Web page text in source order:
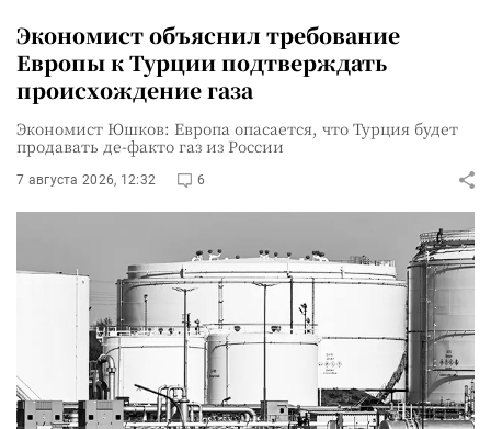
Экономист объяснил требование
Европы к Турции подтверждать
происхождение газа
Экономист Юшков: Европа опасается, что Турция будет
продавать де-факто газ из России
7 августа 2026, 12:32 6